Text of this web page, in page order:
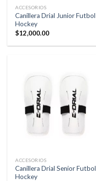
ACCESORIOS
Canillera Drial Junior Futbol
Hockey
$12,000.00
ACCESORIOS
Canillera Drial Senior Futbol
Hockey